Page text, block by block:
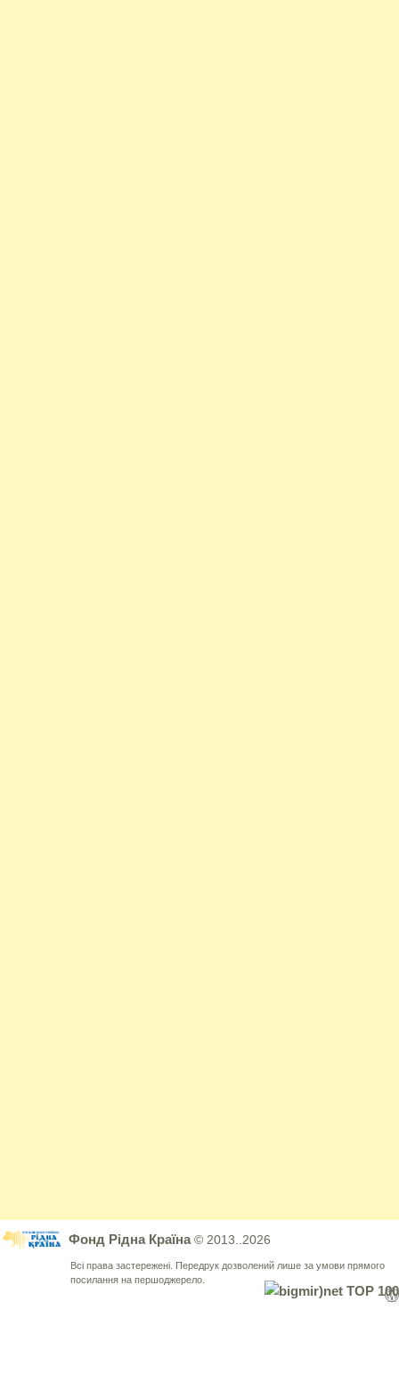
Фонд Рідна Країна© 2013..2026
Всі права застережені. Передрук дозволений лише за умови прямого
посилання на першоджерело.